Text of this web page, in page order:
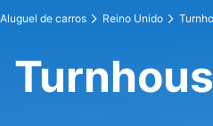
Aluguel de carros Reino Unido